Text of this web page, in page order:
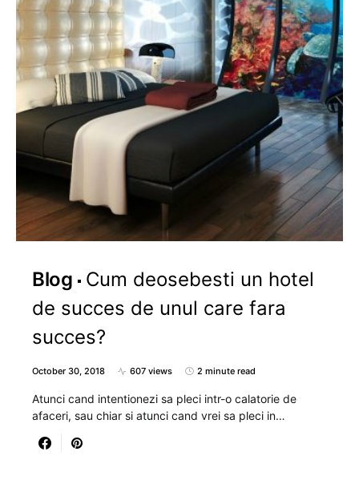
Blog
Cum deosebesti un hotel
de succes de unul care fara
succes?
October 30, 2018 607 views 2 minute read
Atunci cand intentionezi sa pleci intr-o calatorie de
afaceri, sau chiar si atunci cand vrei sa pleci in…